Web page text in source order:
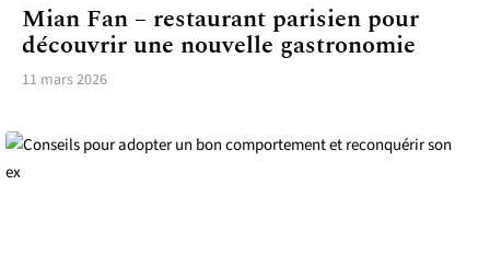
Mian Fan – restaurant parisien pour
découvrir une nouvelle gastronomie
11 mars 2026